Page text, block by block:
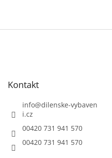
Kontakt
info@dilenske-vybaven
i.cz
00420 731 941 570
00420 731 941 570